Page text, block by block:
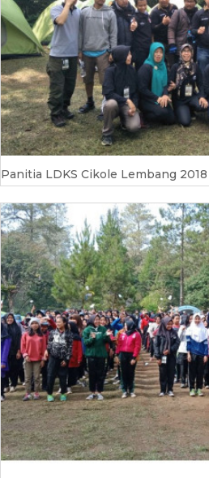
Panitia LDKS Cikole Lembang 2018